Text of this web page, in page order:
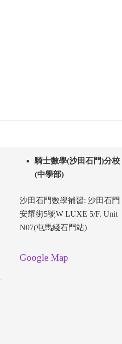
騎士數學(沙田石門)分校
(中學部)
沙田石門數學補習: 沙田石門
安耀街5號W LUXE 5/F. Unit
N07(屯馬綫石門站)
Google Map